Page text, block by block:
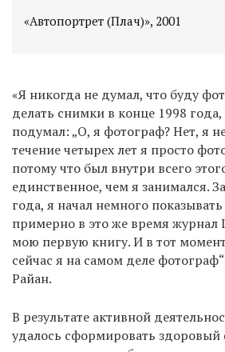
«Автопортрет (Плач)», 2001
«Я никогда не думал, что буду
делать снимки в конце 1998
подумал: „О, я фотограф? Нет, я
течение четырех лет я просто
потому что был внутри всего
единственное, чем я занимался.
года, я начал немного
примерно в это же время журнал
мою первую книгу. И в тот момент
сейчас я на самом деле
Райан.
В результате активной
удалось сформировать